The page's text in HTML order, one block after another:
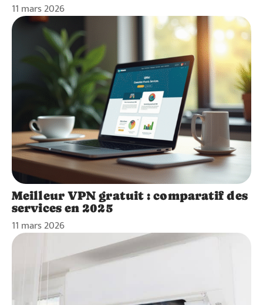
11 mars 2026
Meilleur VPN gratuit : comparatif des
services en 2025
11 mars 2026